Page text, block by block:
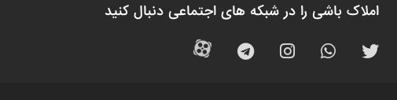
املاک باشی را در شبکه های اجتماعی دنبال کنید